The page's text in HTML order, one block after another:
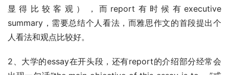
显得比较客观），而report有时候有executive
summary，需要总结个人看法，而雅思作文的首段提出个
人看法和观点比较好。
2、大学的essay在开头段，还有report的介绍部分经常会